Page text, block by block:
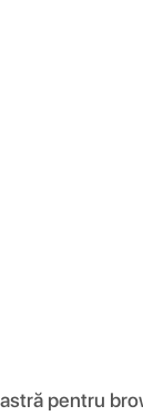
pentru